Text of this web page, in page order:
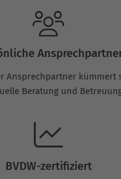
Ansprechpartner kümmert
Beratung und
BVDW-zertifiziert